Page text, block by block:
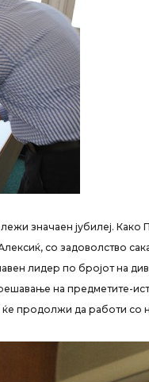
значаен јубилеј. Како
со задоволство
лидер по бројот на
на предметите-
ќе продолжи да работи со